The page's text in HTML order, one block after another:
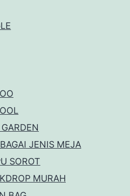
JENIS MEJA
SOROT
MURAH